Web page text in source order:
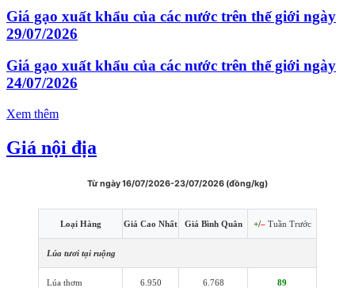
Giá gạo xuất khẩu của các nước trên thế giới ngày
29/07/2026
Giá gạo xuất khẩu của các nước trên thế giới ngày
24/07/2026
Xem thêm
Giá nội địa
Từ ngày 16/07/2026-23/07/2026 (đồng/kg)
Loại Hàng Giá Cao Nhất Giá Bình Quân +/–Tuần Trước
Lúa tươi tại ruộng
Lúa thơm 6.950 6.768 89